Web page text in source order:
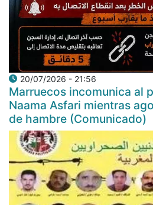
20/07/2026 - 21:56
Marruecos incomunica al
Naama Asfari mientras
de hambre (Comunicado)